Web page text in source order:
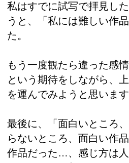
私はすでに試写で拝見し
うと、「私には難しい作
た。
もう一度観たら違った感
という期待をしながら、
を運んでみようと思います
最後に、「面白いところ
らないところ、面白い作
作品だった…、感じ方は